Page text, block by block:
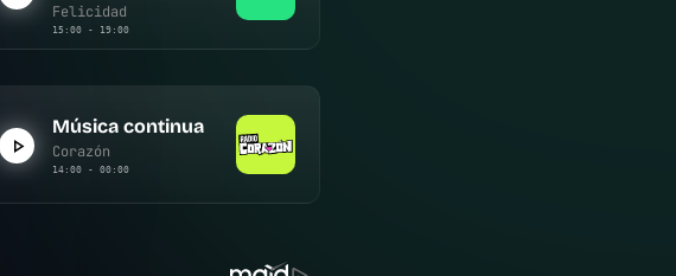
Felicidad
15:00 - 19:00
Música continua
Corazón
14:00 - 00:00